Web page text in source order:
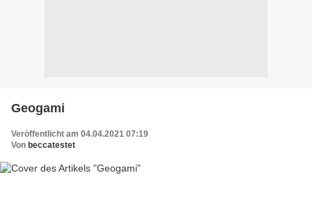
Geogami
Veröffentlicht am 04.04.2021 07:19
Von beccatestet